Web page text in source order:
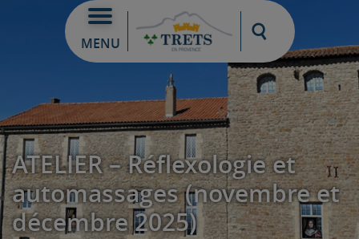
MENU
Moteur de
ATELIER – Réflexologie et
automassages (novembre et
décembre 2025)